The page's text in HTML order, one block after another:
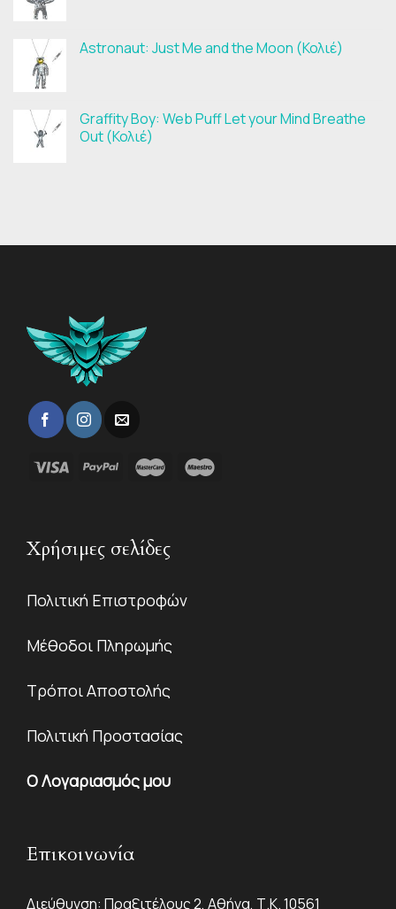
Astronaut: Just Me and the Moon (Κολιέ)
Graffity Boy: Web Puff Let your Mind Breathe
Out (Κολιέ)
Χρήσιμες σελίδες
Πολιτική Επιστροφών
Μέθοδοι Πληρωμής
Τρόποι Αποστολής
Πολιτική Προστασίας
Ο Λογαριασμός μου
Επικοινωνία
Διεύθυνση: Πραξιτέλους 2, Αθήνα, Τ.Κ. 10561